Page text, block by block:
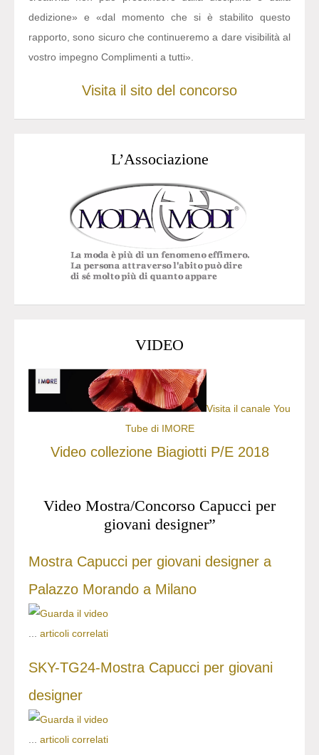
dedizione» e «dal momento che si è stabilito questo
rapporto, sono sicuro che continueremo a dare visibilità al
vostro impegno Complimenti a tutti».
Visita il sito del concorso
L’Associazione
VIDEO
Visita il canale You
Tube di IMORE
Video collezione Biagiotti P/E 2018
Video Mostra/Concorso Capucci per
giovani designer”
Mostra Capucci per giovani designer a
Palazzo Morando a Milano
articoli correlati
SKY-TG24-Mostra Capucci per giovani
designer
articoli correlati